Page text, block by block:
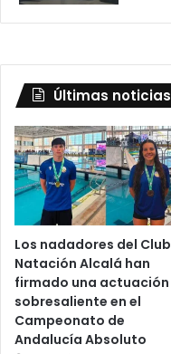
Últimas noticias
Los nadadores del Club
Natación Alcalá han
firmado una actuación
sobresaliente en el
Campeonato de
Andalucía Absoluto